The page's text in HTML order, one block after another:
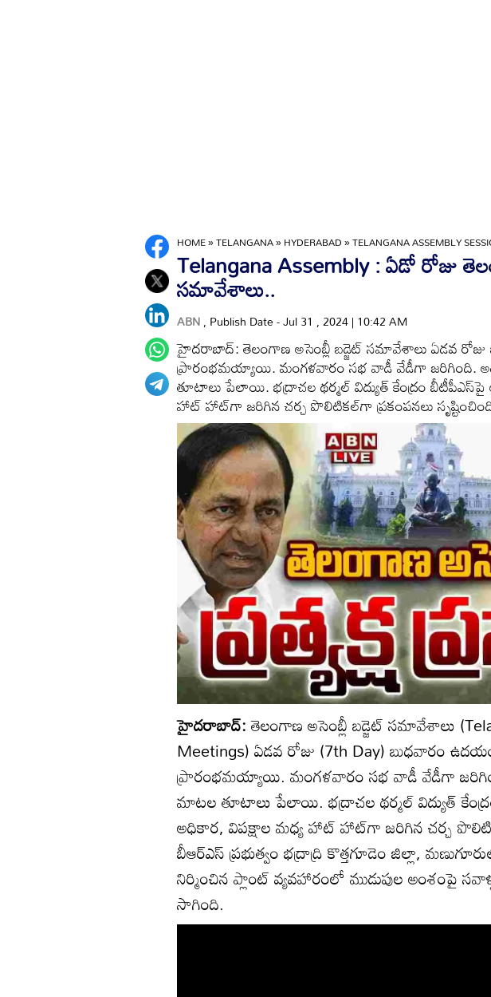
HOME»TELANGANA»HYDERABAD»TELANGANA ASSEMBLY
Telangana Assembly : ఏడో రోజు
సమావేశాలు..
ABN, Publish Date - Jul 31 , 2024 | 10:42 AM
హైదరాబాద్: తెలంగాణ అసెంబ్లీ బడ్జెట్ సమావేశాలు ఏడవ రోజు
ప్రారంభమయ్యాయి. మంగళవారం సభ వాడీ వేడీగా జరిగింది.
తూటాలు పేలాయి. భద్రాచల థర్మల్ విద్యుత్ కేంద్రం
హాట్ హాట్‌గా జరిగిన చర్చ పొలిటికల్‌గా ప్రకంపనలు
హైదరాబాద్:తెలంగాణ అసెంబ్లీ బడ్జెట్ సమావేశాలు
Meetings) ఏడవ రోజు (7th Day) బుధవారం
ప్రారంభమయ్యాయి. మంగళవారం సభ వాడీ వేడీగా
మాటల తూటాలు పేలాయి. భద్రాచల థర్మల్ విద్యుత్
అధికార, విపక్షాల మధ్య హాట్ హాట్‌గా జరిగిన చర్చ
బీఆర్ఎస్ ప్రభుత్వం భద్రాద్రి కొత్తగూడెం జిల్లా,
నిర్మించిన ప్లాంట్ వ్యవహారంలో ముడుపుల అంశంపై
సాగింది.